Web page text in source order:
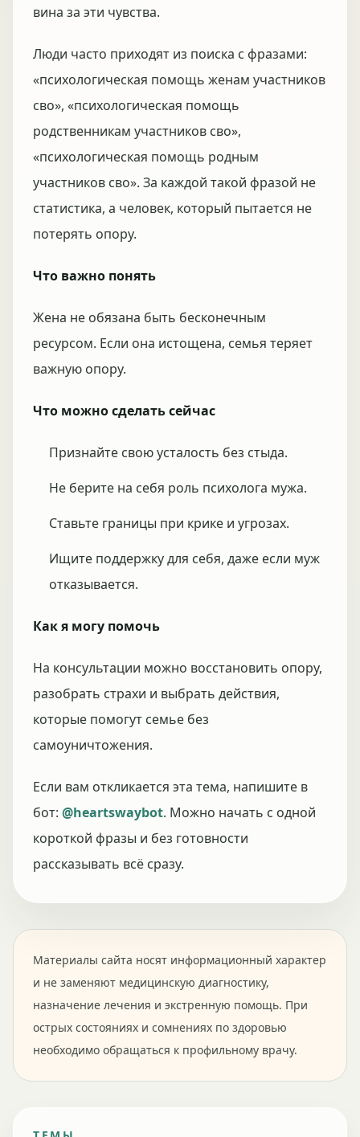
вина за эти чувства.
Люди часто приходят из поиска с фразами:
«психологическая помощь женам участников
сво», «психологическая помощь
родственникам участников сво»,
«психологическая помощь родным
участников сво». За каждой такой фразой не
статистика, а человек, который пытается не
потерять опору.
Что важно понять
Жена не обязана быть бесконечным
ресурсом. Если она истощена, семья теряет
важную опору.
Что можно сделать сейчас
Признайте свою усталость без стыда.
Не берите на себя роль психолога мужа.
Ставьте границы при крике и угрозах.
Ищите поддержку для себя, даже если муж
отказывается.
Как я могу помочь
На консультации можно восстановить опору,
разобрать страхи и выбрать действия,
которые помогут семье без
самоуничтожения.
Если вам откликается эта тема, напишите в
бот: @heartswaybot. Можно начать с одной
короткой фразы и без готовности
рассказывать всё сразу.
Материалы сайта носят информационный характер
и не заменяют медицинскую диагностику,
назначение лечения и экстренную помощь. При
острых состояниях и сомнениях по здоровью
необходимо обращаться к профильному врачу.